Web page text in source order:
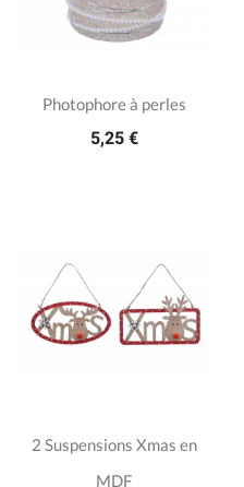
Photophore à perles
5,25 €
2 Suspensions Xmas en
MDF